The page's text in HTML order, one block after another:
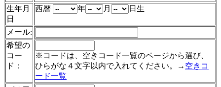
生年月
日
西暦 年 月 日生
メール:
希望の
コー
ド：
※コードは、空きコード一覧のページから選び、
ひらがな４文字以内で入れてください。→ 空きコ
ード一覧